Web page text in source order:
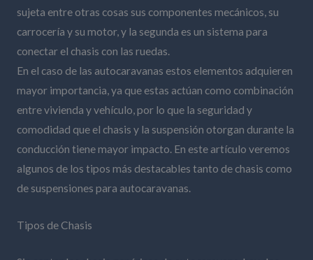
sujeta entre otras cosas sus componentes mecánicos, su
carrocería y su motor, y la segunda es un sistema para
conectar el chasis con las ruedas.
En el caso de las autocaravanas estos elementos adquieren
mayor importancia, ya que estas actúan como combinación
entre vivienda y vehículo, por lo que la seguridad y
comodidad que el chasis y la suspensión otorgan durante la
conducción tiene mayor impacto. En este artículo veremos
algunos de los tipos más destacables tanto de chasis como
de suspensiones para autocaravanas.
Tipos de Chasis